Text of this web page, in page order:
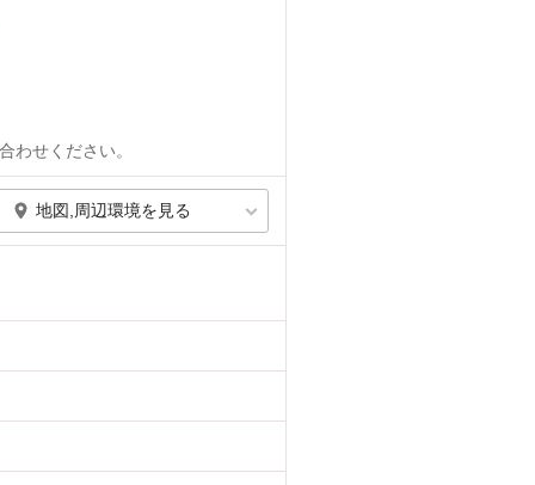
わせください。
地図,周辺環境を見る